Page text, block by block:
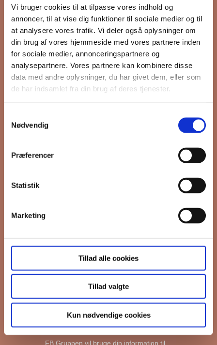
Vi bruger cookies til at tilpasse vores indhold og
annoncer, til at vise dig funktioner til sociale medier og til
at analysere vores trafik. Vi deler også oplysninger om
din brug af vores hjemmeside med vores partnere inden
for sociale medier, annonceringspartnere og
analysepartnere. Vores partnere kan kombinere disse
data med andre oplysninger, du har givet dem, eller som
de har indsamlet fra din brug af deres tjenester.
Nødvendig
Præferencer
Statistik
Marketing
Tillad alle cookies
Tillad valgte
Kun nødvendige cookies
Hold dig opdateret på hvad der sker
på Grønttorvet. I vores nyhedsbrev
sender vi blandt andet invitation til
VIP Åbent Hus, når vi sætter nye
boliger til salg og udlejning, så du
Interesseret i
Ejerboliger
Lejeboliger
Andelsboliger
Markedsføringstilladelse
FB Gruppen vil bruge din information til